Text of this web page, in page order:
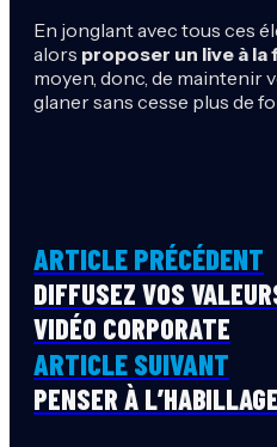
En jonglant avec tous ces
alors proposer un live à
moyen, donc, de maintenir
glaner sans cesse plus de
ARTICLE PRÉCÉDENT
DIFFUSEZ VOS
VIDÉO CORPORATE
ARTICLE SUIVANT
PENSER À